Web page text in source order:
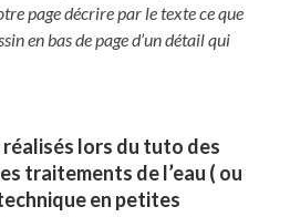
page décrire par le texte ce que
en bas de page d’un détail qui
lors du tuto des
traitements de l’eau ( ou
en petites